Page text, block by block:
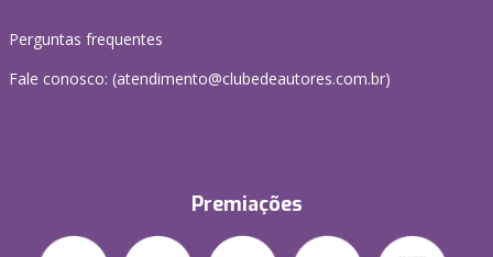
Perguntas frequentes
Fale conosco: (atendimento@clubedeautores.com.br)
Premiações